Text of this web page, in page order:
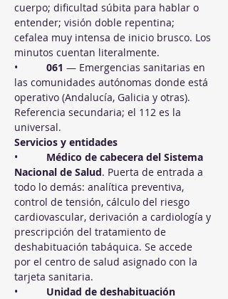
cuerpo; dificultad súbita para hablar o
entender; visión doble repentina;
cefalea muy intensa de inicio brusco. Los
minutos cuentan literalmente.
• 061 — Emergencias sanitarias en
las comunidades autónomas donde está
operativo (Andalucía, Galicia y otras).
Referencia secundaria; el 112 es la
universal.
Servicios y entidades
• Médico de cabecera del Sistema
Nacional de Salud. Puerta de entrada a
todo lo demás: analítica preventiva,
control de tensión, cálculo del riesgo
cardiovascular, derivación a cardiología y
prescripción del tratamiento de
deshabituación tabáquica. Se accede
por el centro de salud asignado con la
tarjeta sanitaria.
• Unidad de deshabituación